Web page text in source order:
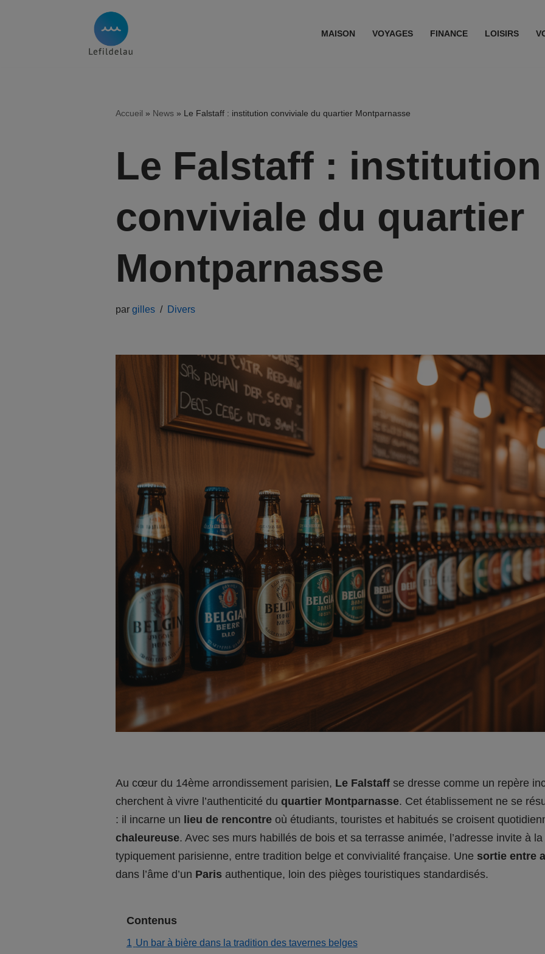
MAISON VOYAGES FINANCE LOISIRS
Accueil » News» Le Falstaff : institution conviviale du quartier Montparnasse
Le Falstaff : institution
conviviale du quartier
Montparnasse
par gilles Divers
Au cœur du 14ème arrondissement parisien, Le Falstaffse dresse comme un repère
cherchent à vivre l’authenticité du quartier Montparnasse. Cet établissement ne se
: il incarne un lieu de rencontreoù étudiants, touristes et habitués se croisent
chaleureuse. Avec ses murs habillés de bois et sa terrasse animée, l’adresse invite à
typiquement parisienne, entre tradition belge et convivialité française. Une sortie entre
dans l’âme d’un Paris authentique, loin des pièges touristiques standardisés.
Contenus
1 Un bar à bière dans la tradition des tavernes belges